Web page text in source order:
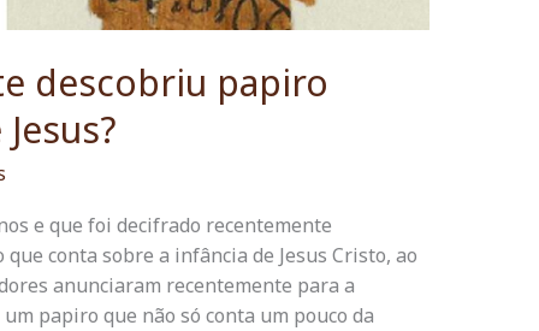
descobriu papiro
e que foi decifrado recentemente
conta sobre a infância de Jesus Cristo, ao
anunciaram recentemente para a
papiro que não só conta um pouco da